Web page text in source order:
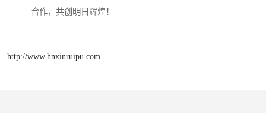
合作，共创明日辉煌！
http://www.hnxinruipu.com